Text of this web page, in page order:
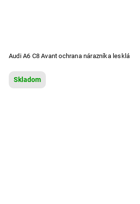
Audi A6 C8 Avant ochrana nárazníka lesklá
Skladom